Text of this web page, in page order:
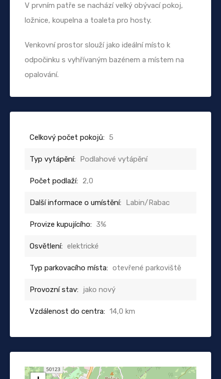
V prvním patře se nachází velký obývací pokoj,
ložnice, koupelna a toaleta pro hosty.
Venkovní prostor slouží jako ideální místo k
odpočinku s vyhřívaným bazénem a místem na
opalování.
Celkový počet pokojů: 5
Typ vytápění: Podlahové vytápění
Počet podlaží: 2,0
Další informace o umístění: Labin/Rabac
Provize kupujícího: 3%
Osvětlení: elektrické
Typ parkovacího místa: otevřené parkoviště
Provozní stav: jako nový
Vzdálenost do centra: 14,0 km